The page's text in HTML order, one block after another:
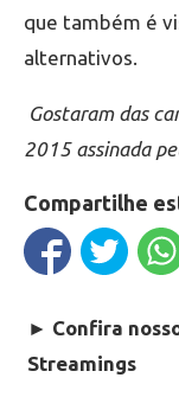
que também é
alternativos.
Gostaram das
2015 assinada
Compartilhe
► Confira
Streamings